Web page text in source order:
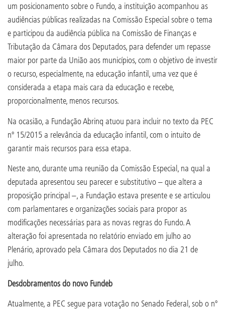
um posicionamento sobre o Fundo, a instituição acompanhou as
audiências públicas realizadas na Comissão Especial sobre o tema
e participou da audiência pública na Comissão de Finanças e
Tributação da Câmara dos Deputados, para defender um repasse
maior por parte da União aos municípios, com o objetivo de investir
o recurso, especialmente, na educação infantil, uma vez que é
considerada a etapa mais cara da educação e recebe,
proporcionalmente, menos recursos.
Na ocasião, a Fundação Abrinq atuou para incluir no texto da PEC
nº 15/2015 a relevância da educação infantil, com o intuito de
garantir mais recursos para essa etapa.
Neste ano, durante uma reunião da Comissão Especial, na qual a
deputada apresentou seu parecer e substitutivo – que altera a
proposição principal –, a Fundação estava presente e se articulou
com parlamentares e organizações sociais para propor as
modificações necessárias para as novas regras do Fundo. A
alteração foi apresentada no relatório enviado em julho ao
Plenário, aprovado pela Câmara dos Deputados no dia 21 de
julho.
Desdobramentos do novo Fundeb
Atualmente, a PEC segue para votação no Senado Federal, sob o nº